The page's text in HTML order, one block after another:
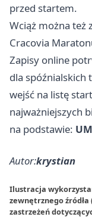
przed startem.
Wciąż można też
Cracovia
Zapisy online
dla
wejść na listę
najważniejszych
na podstawie:
Autor:krystian
Ilustracja
zewnętrznego
zastrzeżeń